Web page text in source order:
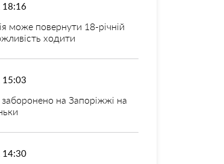
18:16
може повернути 18-річній
ходити
15:03
на Запоріжжі на
14:30